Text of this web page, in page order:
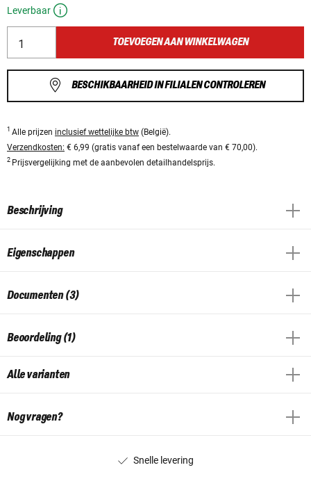
Leverbaar
TOEVOEGEN AAN WINKELWAGEN
BESCHIKBAARHEID IN FILIALEN CONTROLEREN
1 Alle prijzen inclusief wettelijke btw (België).
Verzendkosten: € 6,99 (gratis vanaf een bestelwaarde van € 70,00).
2 Prijsvergelijking met de aanbevolen detailhandelsprijs.
Beschrijving
Eigenschappen
Documenten (3)
Beoordeling (1)
Alle varianten
Nog vragen?
Snelle levering